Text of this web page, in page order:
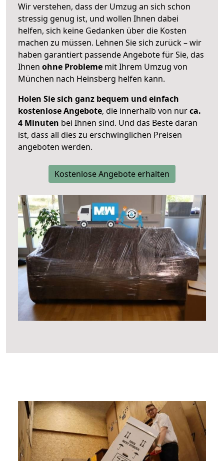
Wir verstehen, dass der Umzug an sich schon
stressig genug ist, und wollen Ihnen dabei
helfen, sich keine Gedanken über die Kosten
machen zu müssen. Lehnen Sie sich zurück – wir
haben garantiert passende Angebote für Sie, das
Ihnen ohne Probleme mit Ihrem Umzug von
München nach Heinsberg helfen kann.
Holen Sie sich ganz bequem und einfach
kostenlose Angebote, die innerhalb von nurca.
4 Minuten bei Ihnen sind. Und das Beste daran
ist, dass all dies zu erschwinglichen Preisen
angeboten werden.
Kostenlose Angebote erhalten